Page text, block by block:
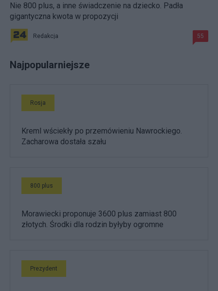
Nie 800 plus, a inne świadczenie na dziecko. Padła
gigantyczna kwota w propozycji
Redakcja 55
Najpopularniejsze
Rosja
Kreml wściekły po przemówieniu Nawrockiego.
Zacharowa dostała szału
800 plus
Morawiecki proponuje 3600 plus zamiast 800
złotych. Środki dla rodzin byłyby ogromne
Prezydent